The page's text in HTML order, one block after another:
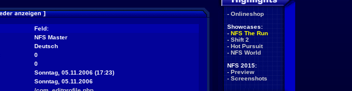
Feld:
NFS Master
Deutsch
0
0
Sonntag, 05.11.2006 (17:23)
Sonntag, 05.11.2006
- Onlineshop
Showcases:
- NFS The Run
- Shift 2
- Hot Pursuit
- NFS World
NFS 2015:
- Preview
- Screenshots